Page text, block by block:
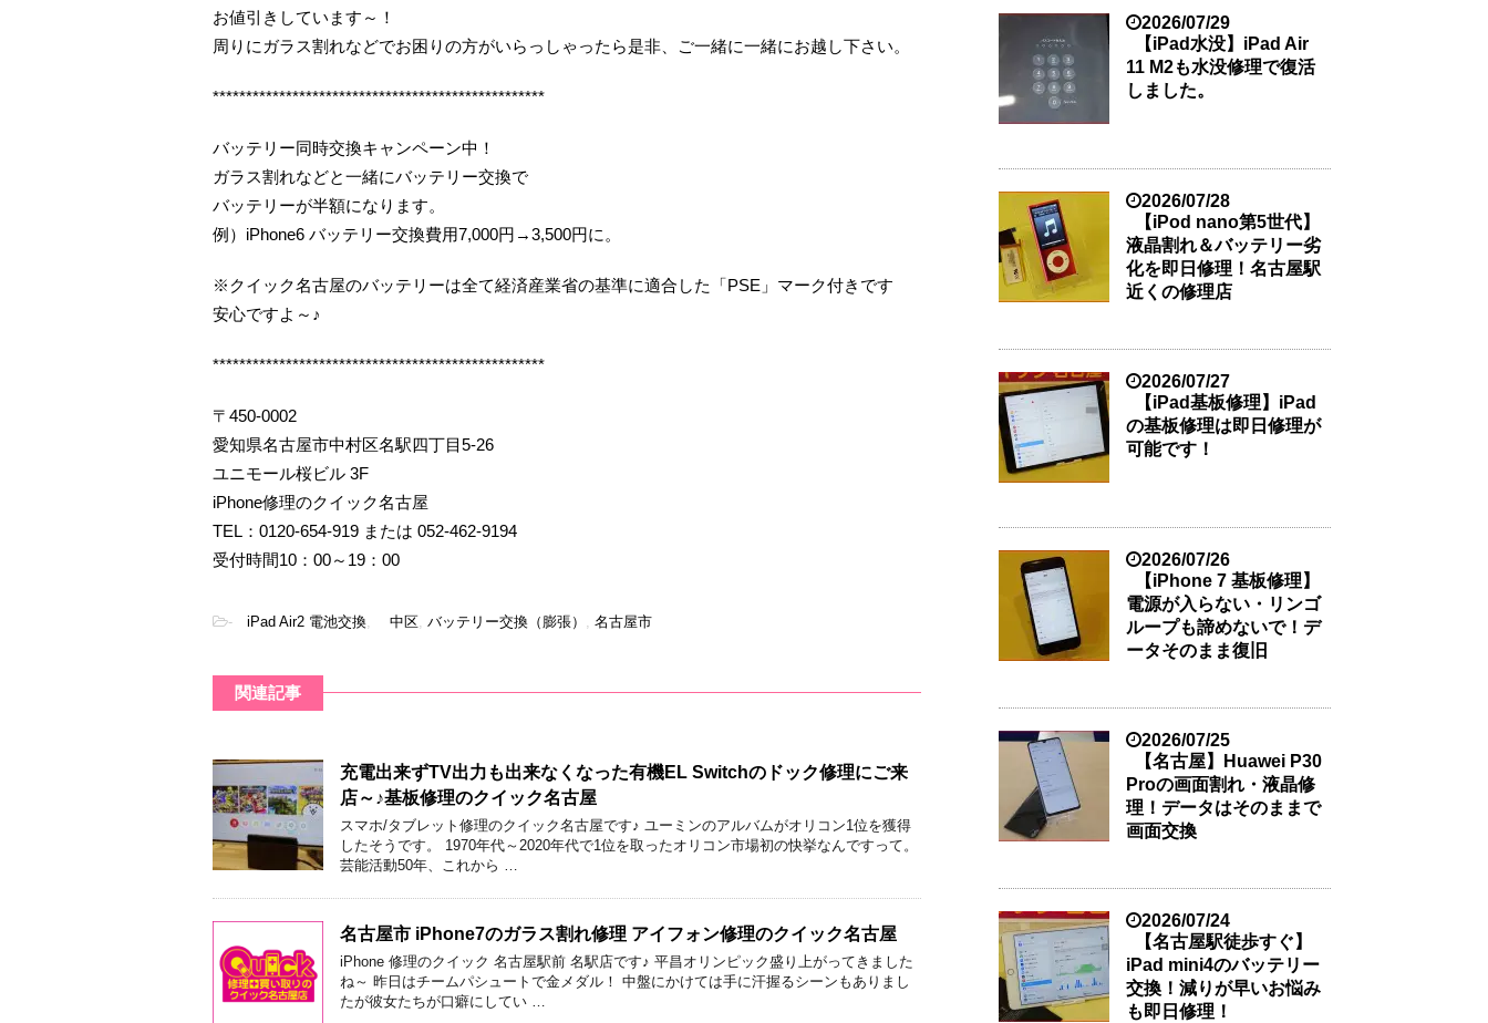
お値引きしています～！
周りにガラス割れなどでお困りの方がいらっしゃったら是非、ご一緒に一緒にお越し下さい。
**************************************************
バッテリー同時交換キャンペーン中！
ガラス割れなどと一緒にバッテリー交換で
バッテリーが半額になります。
例）iPhone6 バッテリー交換費用7,000円→3,500円に。
※クイック名古屋のバッテリーは全て経済産業省の基準に適合した「PSE」マーク付きです
安心ですよ～♪
**************************************************
〒450-0002
愛知県名古屋市中村区名駅四丁目5-26
ユニモール桜ビル 3F
iPhone修理のクイック名古屋
TEL：0120-654-919 または 052-462-9194
受付時間10：00～19：00
- iPad Air2 電池交換, 中区, バッテリー交換（膨張） , 名古屋市
関連記事
充電出来ずTV出力も出来なくなった有機EL Switchのドック修理にご来
店～♪基板修理のクイック名古屋
スマホ/タブレット修理のクイック名古屋です♪ ユーミンのアルバムがオリコン1位を獲得
したそうです。 1970年代～2020年代で1位を取ったオリコン市場初の快挙なんですって。
芸能活動50年、これから …
名古屋市 iPhone7のガラス割れ修理 アイフォン修理のクイック名古屋
iPhone 修理のクイック 名古屋駅前 名駅店です♪ 平昌オリンピック盛り上がってきました
ね～ 昨日はチームパシュートで金メダル！ 中盤にかけては手に汗握るシーンもありまし
たが彼女たちが口癖にしてい …
2026/07/29
【iPad水没】iPad Air
11 M2も水没修理で復活
しました。
2026/07/28
【iPod nano第5世代】
液晶割れ＆バッテリー劣
化を即日修理！名古屋駅
近くの修理店
2026/07/27
【iPad基板修理】iPad
の基板修理は即日修理が
可能です！
2026/07/26
【iPhone 7 基板修理】
電源が入らない・リンゴ
ループも諦めないで！デ
ータそのまま復旧
2026/07/25
【名古屋】Huawei P30
Proの画面割れ・液晶修
理！データはそのままで
画面交換
2026/07/24
【名古屋駅徒歩すぐ】
iPad mini4のバッテリー
交換！減りが早いお悩み
も即日修理！